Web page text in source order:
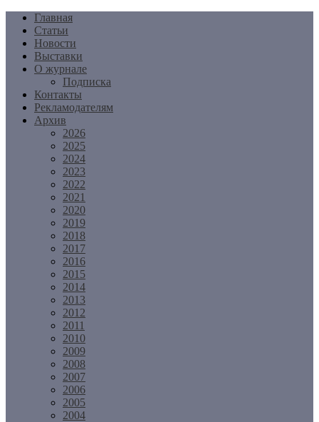
Перейти
содержимому
Главная
Статьи
Новости
Выставки
О журнале
Подписка
Контакты
Рекламодателям
Архив
2026
2025
2024
2023
2022
2021
2020
2019
2018
2017
2016
2015
2014
2013
2012
2011
2010
2009
2008
2007
2006
2005
2004